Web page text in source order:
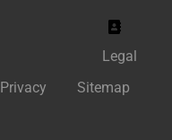
Legal
Privacy
Sitemap